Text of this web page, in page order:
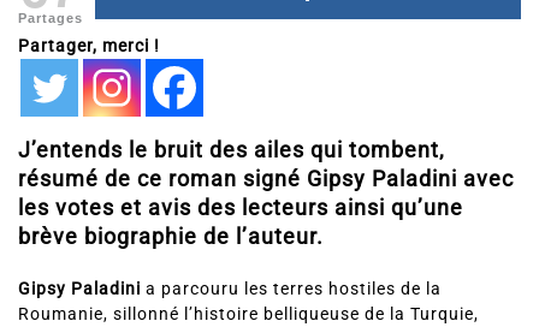
Partages
Partager, merci !
J’entends le bruit des ailes qui tombent,
résumé de ce roman signé Gipsy Paladini avec
les votes et avis des lecteurs ainsi qu’une
brève biographie de l’auteur.
Gipsy Paladini a parcouru les terres hostiles de la
Roumanie, sillonné l’histoire belliqueuse de la Turquie,